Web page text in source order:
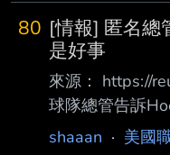
80 [情報] 匿名總
是好事
來源： https://
球隊總管告訴
LeBron，或者說
shaaan · 美國